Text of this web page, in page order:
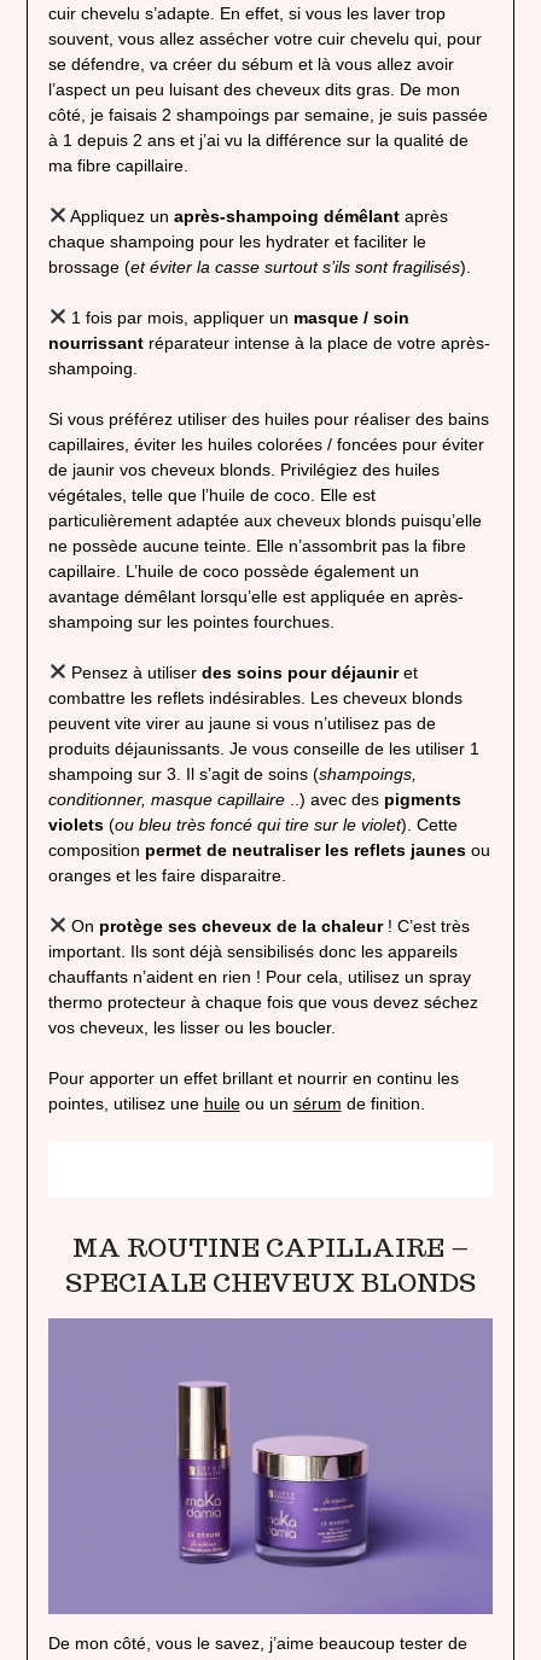
cuir chevelu s’adapte. En effet, si vous les laver trop
souvent, vous allez assécher votre cuir chevelu qui, pour
se défendre, va créer du sébum et là vous allez avoir
l’aspect un peu luisant des cheveux dits gras. De mon
côté, je faisais 2 shampoings par semaine, je suis passée
à 1 depuis 2 ans et j’ai vu la différence sur la qualité de
ma fibre capillaire.
Appliquez unaprès-shampoing démêlant après
chaque shampoing pour les hydrater et faciliter le
brossage (et éviter la casse surtout s’ils sont fragilisés).
1 fois par mois, appliquer un masque / soin
nourrissantréparateur intense à la place de votre après-
shampoing.
Si vous préférez utiliser des huiles pour réaliser des bains
capillaires, éviter les huiles colorées / foncées pour éviter
de jaunir vos cheveux blonds. Privilégiez des huiles
végétales, telle que l’huile de coco. Elle est
particulièrement adaptée aux cheveux blonds puisqu’elle
ne possède aucune teinte. Elle n’assombrit pas la fibre
capillaire. L’huile de coco possède également un
avantage démêlant lorsqu’elle est appliquée en après-
shampoing sur les pointes fourchues.
Pensez à utiliserdes soins pour déjauniret
combattre les reflets indésirables. Les cheveux blonds
peuvent vite virer au jaune si vous n’utilisez pas de
produits déjaunissants. Je vous conseille de les utiliser 1
shampoing sur 3. Il s’agit de soins (shampoings,
conditionner, masque capillaire..) avec des pigments
violets(ou bleu très foncé qui tire sur le violet). Cette
composition permet de neutraliser les reflets jaunes ou
oranges et les faire disparaitre.
On protège ses cheveux de la chaleur! C’est très
important. Ils sont déjà sensibilisés donc les appareils
chauffants n’aident en rien ! Pour cela, utilisez un spray
thermo protecteur à chaque fois que vous devez séchez
vos cheveux, les lisser ou les boucler.
Pour apporter un effet brillant et nourrir en continu les
pointes, utilisez une huileou un sérum de finition.
MA ROUTINE CAPILLAIRE –
SPECIALE CHEVEUX BLONDS
De mon côté, vous le savez, j’aime beaucoup tester de